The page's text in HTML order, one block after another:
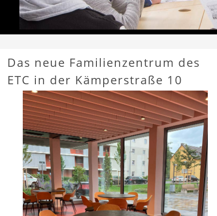
Das neue Familienzentrum des
ETC in der Kämperstraße 10